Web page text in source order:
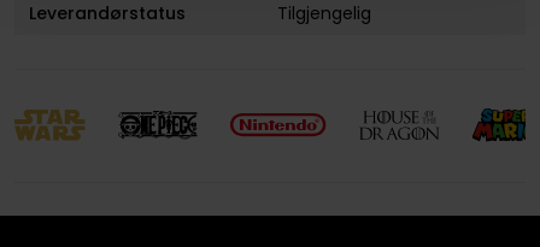
Leverandørstatus
Tilgjengelig